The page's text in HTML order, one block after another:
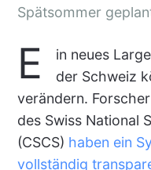
Spätsommer
E
in neues
der Schweiz
verändern.
des Swiss National
(CSCS) haben ein
vollständig